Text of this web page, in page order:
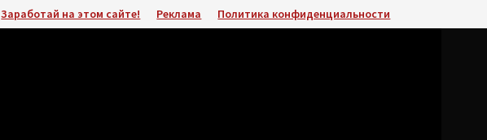
Заработай на этом сайте! Реклама Политика конфиденциальности